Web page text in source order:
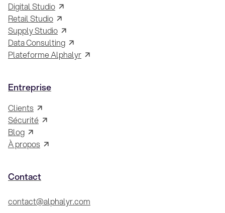
Digital Studio
Retail Studio
Supply Studio
Data Consulting
Plateforme Alphalyr
Entreprise
Clients
Sécurité
Blog
À propos
Contact
contact@alphalyr.com